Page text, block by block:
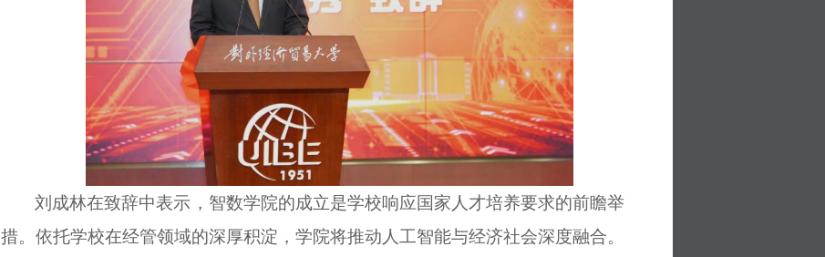
刘成林在致辞中表示，智数学院的成立是学校响应国家人才培养要求的前瞻举
措。 依托学校在经管领域的深厚积淀，学院将推动人工智能与经济社会深度融合。